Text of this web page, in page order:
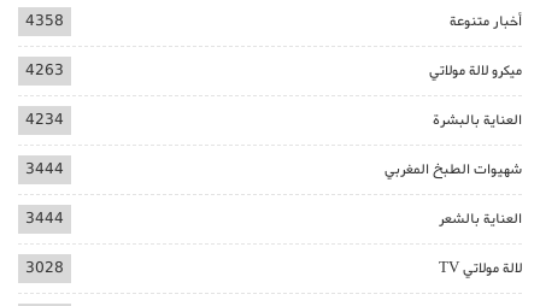
أخبار متنوعة 4358
ميكرو لالة مولاتي 4263
العناية بالبشرة 4234
شهيوات الطبخ المغربي 3444
العناية بالشعر 3444
لالة مولاتي TV 3028